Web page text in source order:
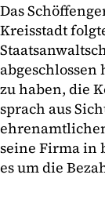
Das
Kreisstadt
abgeschlossen
zu haben, die
sprach aus
seine Firma in
es um die